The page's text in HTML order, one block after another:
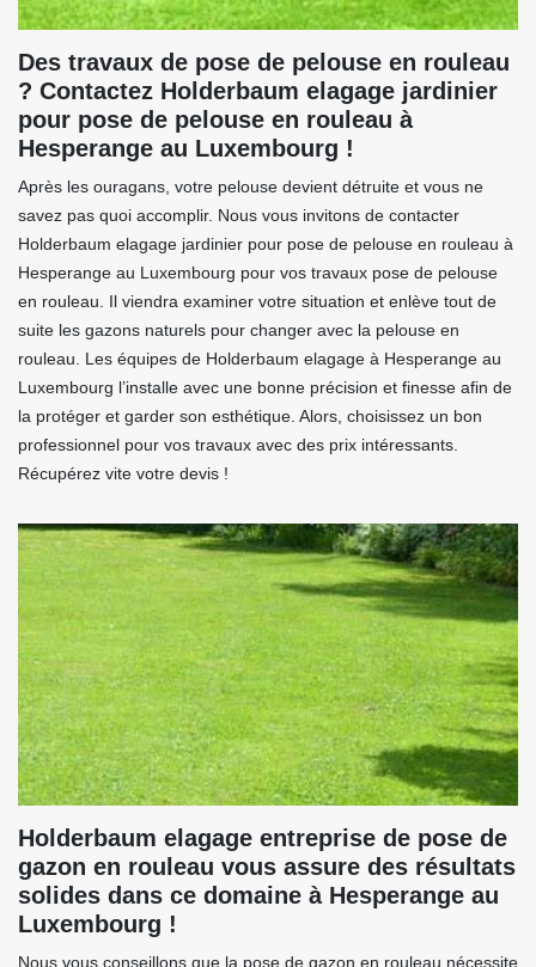
Des travaux de pose de pelouse en rouleau
? Contactez Holderbaum elagage jardinier
pour pose de pelouse en rouleau à
Hesperange au Luxembourg !
Après les ouragans, votre pelouse devient détruite et vous ne
savez pas quoi accomplir. Nous vous invitons de contacter
Holderbaum elagage jardinier pour pose de pelouse en rouleau à
Hesperange au Luxembourg pour vos travaux pose de pelouse
en rouleau. Il viendra examiner votre situation et enlève tout de
suite les gazons naturels pour changer avec la pelouse en
rouleau. Les équipes de Holderbaum elagage à Hesperange au
Luxembourg l’installe avec une bonne précision et finesse afin de
la protéger et garder son esthétique. Alors, choisissez un bon
professionnel pour vos travaux avec des prix intéressants.
Récupérez vite votre devis !
Holderbaum elagage entreprise de pose de
gazon en rouleau vous assure des résultats
solides dans ce domaine à Hesperange au
Luxembourg !
Nous vous conseillons que la pose de gazon en rouleau nécessite